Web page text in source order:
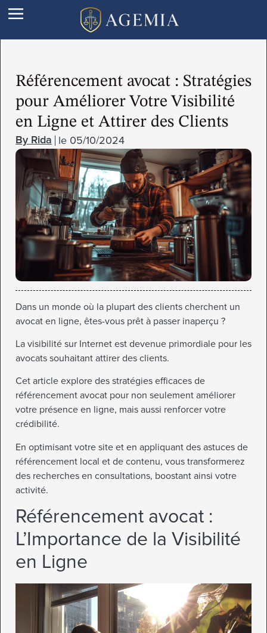
Référencement avocat : Stratégies
pour Améliorer Votre Visibilité
en Ligne et Attirer des Clients
Rida le 05/10/2024
Dans un monde où la plupart des clients cherchent un
avocat en ligne, êtes-vous prêt à passer inaperçu ?
La visibilité sur Internet est devenue primordiale pour les
avocats souhaitant attirer des clients.
Cet article explore des stratégies efficaces de
référencement avocat pour non seulement améliorer
votre présence en ligne, mais aussi renforcer votre
crédibilité.
En optimisant votre site et en appliquant des astuces de
référencement local et de contenu, vous transformerez
des recherches en consultations, boostant ainsi votre
activité.
Référencement avocat :
L’Importance de la Visibilité
en Ligne